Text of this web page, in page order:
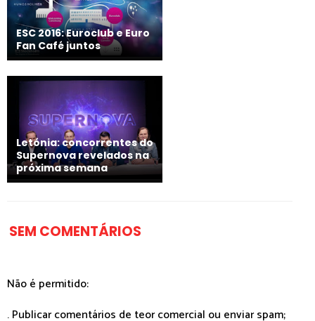
ESC 2016: Euroclub e Euro
Fan Café juntos
Letónia: concorrentes do
Supernova revelados na
próxima semana
SEM COMENTÁRIOS
Não é permitido:
. Publicar comentários de teor comercial ou enviar spam;